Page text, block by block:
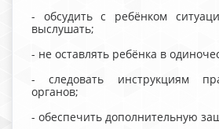
- обсудить с ребёнком
выслушать;
- не оставлять ребёнка в
- следовать инструкциям
органов;
- обеспечить дополнительную